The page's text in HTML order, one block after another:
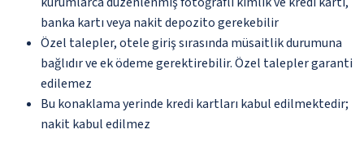
banka kartı veya nakit depozito gerekebilir
Özel talepler, otele giriş sırasında müsaitlik durumuna
bağlıdır ve ek ödeme gerektirebilir. Özel talepler garanti
edilemez
Bu konaklama yerinde kredi kartları kabul edilmektedir;
nakit kabul edilmez